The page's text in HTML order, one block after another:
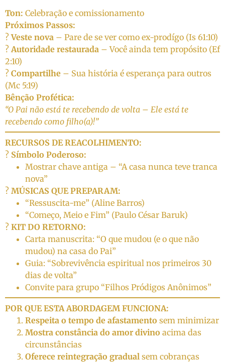
Ton: Celebração e comissionamento
Próximos Passos:
?Veste nova – Pare de se ver como ex-prodígo (Is 61:10)
? Autoridade restaurada – Você ainda tem propósito (Ef
2:10)
? Compartilhe – Sua história é esperança para outros
(Mc 5:19)
Bênção Profética:
“O Pai não está te recebendo de volta – Ele está te
recebendo como filho(a)!”
RECURSOS DE REACOLHIMENTO:
? Símbolo Poderoso:
Mostrar chave antiga – “A casa nunca teve tranca
nova”
? MÚSICAS QUE PREPARAM:
“Ressuscita-me” (Aline Barros)
“Começo, Meio e Fim” (Paulo César Baruk)
? KIT DO RETORNO:
Carta manuscrita: “O que mudou (e o que não
mudou) na casa do Pai”
Guia: “Sobrevivência espiritual nos primeiros 30
dias de volta”
Convite para grupo “Filhos Pródigos Anônimos”
POR QUE ESTA ABORDAGEM FUNCIONA:
Respeita o tempo de afastamento sem minimizar
Mostra constância do amor divino acima das
circunstâncias
Oferece reintegração gradual sem cobranças